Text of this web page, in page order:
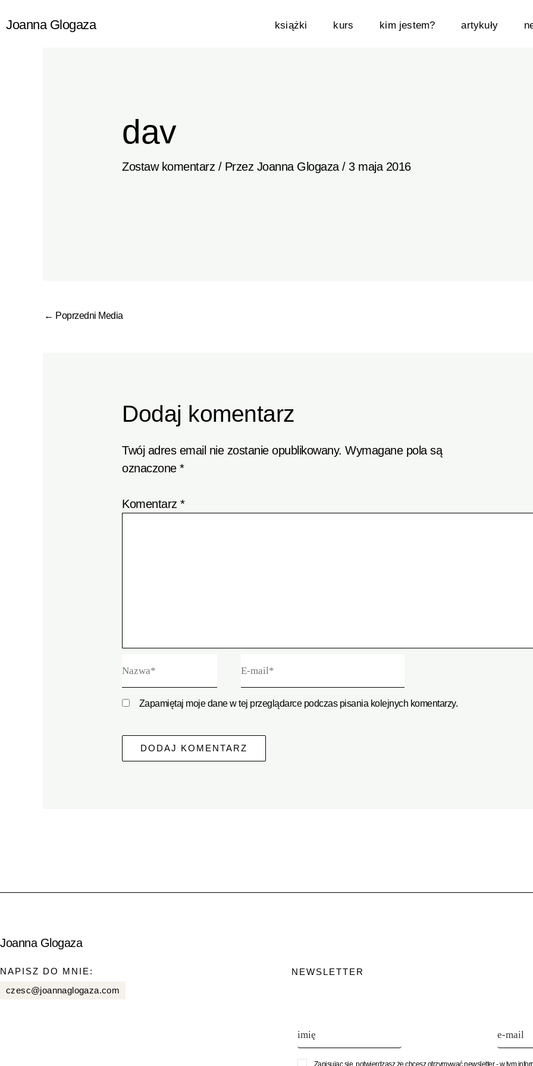
doJoanna Glogaza książki kurs kim jestem? artykuły
dav
Zostaw komentarz / Przez Joanna Glogaza/3 maja 2016
← Poprzedni Media
Dodaj komentarz
Twój adres email nie zostanie opublikowany. Wymagane pola są
oznaczone*
Komentarz*
Zapamiętaj moje dane w tej przeglądarce podczas pisania kolejnych komentarzy.
Joanna Glogaza
NAPISZ DO MNIE:
czesc@joannaglogaza.com
NEWSLETTER
Zapisując się, potwierdzasz że chcesz otrzymywać newsletter - w tym